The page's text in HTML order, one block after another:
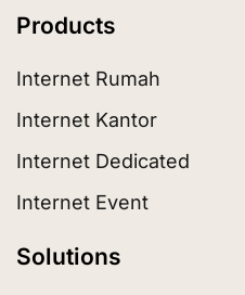
Products
Internet Rumah
Internet Kantor
Internet Dedicated
Internet Event
Solutions